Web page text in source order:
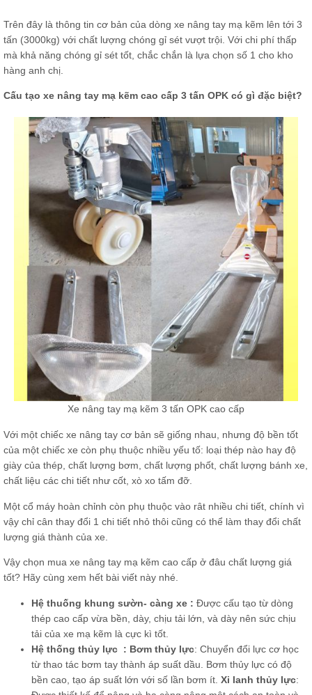
Trên đây là thông tin cơ bản của dòng xe nâng tay mạ kẽm lên tới 3
tấn (3000kg) với chất lượng chóng gỉ sét vượt trội. Với chi phí thấp
mà khả năng chóng gỉ sét tốt, chắc chắn là lựa chọn số 1 cho kho
hàng anh chị.
Cấu tạo xe nâng tay mạ kẽm cao cấp 3 tấn OPK có gì đặc biệt?
Xe nâng tay mạ kẽm 3 tấn OPK cao cấp
Với một chiếc xe nâng tay cơ bản sẽ giống nhau, nhưng độ bền tốt
của một chiếc xe còn phụ thuộc nhiều yếu tố: loại thép nào hay độ
giày của thép, chất lượng bơm, chất lượng phốt, chất lượng bánh xe,
chất liệu các chi tiết như cốt, xò xo tấm đỡ.
Một cổ máy hoàn chỉnh còn phụ thuộc vào rât nhiều chi tiết, chính vì
vậy chỉ cân thay đổi 1 chi tiết nhỏ thôi cũng có thể làm thay đổi chất
lượng giá thành của xe.
Vậy chọn mua xe nâng tay mạ kẽm cao cấp ở đâu chất lượng giá
tốt? Hãy cùng xem hết bài viết này nhé.
Hệ thuống khung sườn- càng xe : Được cấu tạo từ dòng
thép cao cấp vừa bền, dày, chịu tải lớn, và dày nên sức chịu
tải của xe mạ kẽm là cực kì tốt.
Hệ thống thủy lực : Bơm thủy lực: Chuyển đổi lực cơ học
từ thao tác bơm tay thành áp suất dầu. Bơm thủy lực có độ
bền cao, tạo áp suất lớn với số lần bơm ít. Xi lanh thủy lực: